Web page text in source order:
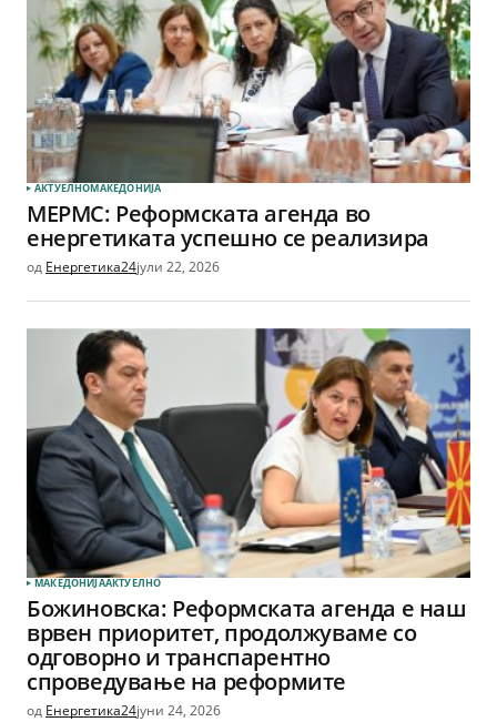
АКТУЕЛНОМАКЕДОНИЈА
МЕРМС: Реформската агенда во
енергетиката успешно се реализира
од Енергетика24јули 22, 2026
МАКЕДОНИЈААКТУЕЛНО
Божиновска: Реформската агенда е наш
врвен приоритет, продолжуваме со
одговорно и транспарентно
спроведување на реформите
од Енергетика24јуни 24, 2026